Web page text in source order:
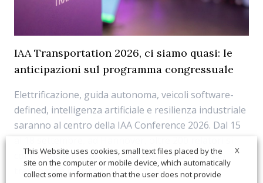
IAA Transportation 2026, ci siamo quasi: le
anticipazioni sul programma congressuale
Elettrificazione, guida autonoma, veicoli software-
defined, intelligenza artificiale e resilienza industriale
saranno al centro della IAA Conference 2026. Dal 15
confronteranno sui temi più rilevanti del mondo
trasporto e logistica.
X
This Website uses cookies, small text files placed by the
site on the computer or mobile device, which automatically
collect some information that the user does not provide